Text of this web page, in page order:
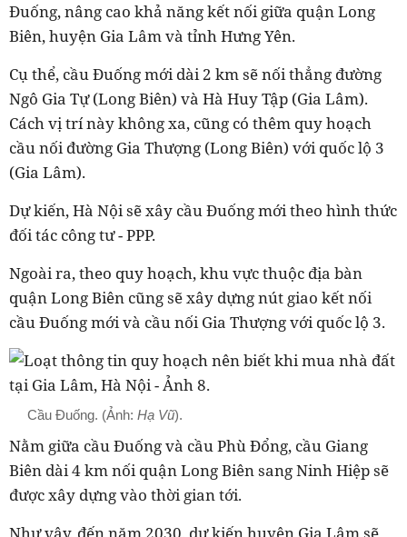
Đuống, nâng cao khả năng kết nối giữa quận Long
Biên, huyện Gia Lâm và tỉnh Hưng Yên.
Cụ thể, cầu Đuống mới dài 2 km sẽ nối thẳng đường
Ngô Gia Tự (Long Biên) và Hà Huy Tập (Gia Lâm).
Cách vị trí này không xa, cũng có thêm quy hoạch
cầu nối đường Gia Thượng (Long Biên) với quốc lộ 3
(Gia Lâm).
Dự kiến, Hà Nội sẽ xây cầu Đuống mới theo hình thức
đối tác công tư - PPP.
Ngoài ra, theo quy hoạch, khu vực thuộc địa bàn
quận Long Biên cũng sẽ xây dựng nút giao kết nối
cầu Đuống mới và cầu nối Gia Thượng với quốc lộ 3.
Cầu Đuống. (Ảnh: Hạ Vũ).
Nằm giữa cầu Đuống và cầu Phù Đổng, cầu Giang
Biên dài 4 km nối quận Long Biên sang Ninh Hiệp sẽ
được xây dựng vào thời gian tới.